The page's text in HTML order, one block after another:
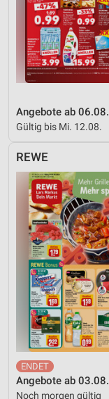
Angebote ab 06.08.
Gültig bis Mi. 12.08.
REWE
Angebote ab 03.08.
Noch morgen gültig